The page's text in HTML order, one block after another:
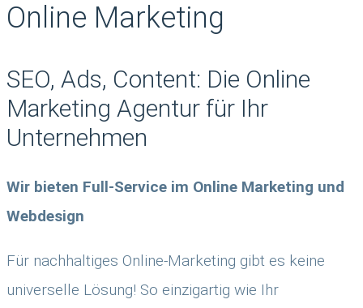
Online Marketing
SEO, Ads, Content: Die Online
Marketing Agentur für Ihr
Unternehmen
Wir bieten Full-Service im Online Marketing und
Webdesign
Für nachhaltiges Online-Marketing gibt es keine
universelle Lösung! So einzigartig wie Ihr